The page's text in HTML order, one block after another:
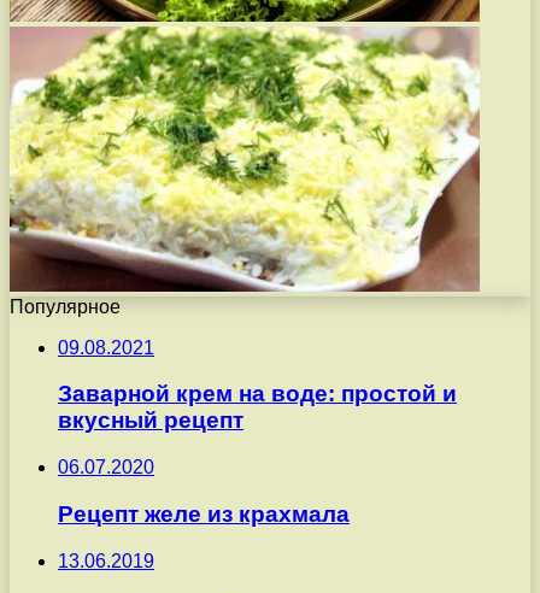
Популярное
09.08.2021
Заварной крем на воде: простой и
вкусный рецепт
06.07.2020
Рецепт желе из крахмала
13.06.2019